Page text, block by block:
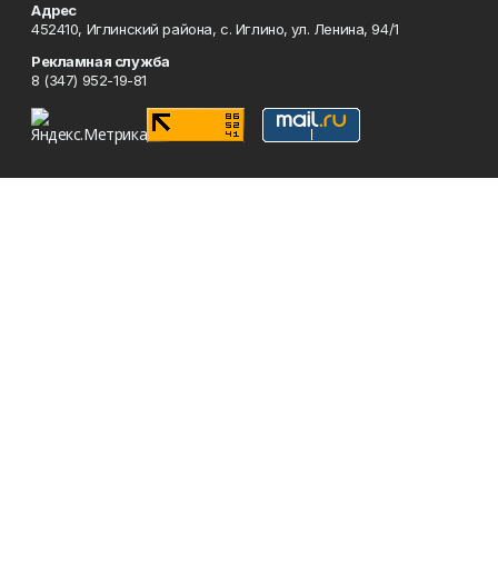
Адрес
452410, Иглинский района, с. Иглино, ул. Ленина, 94/1
Рекламная служба
8 (347) 952-19-81